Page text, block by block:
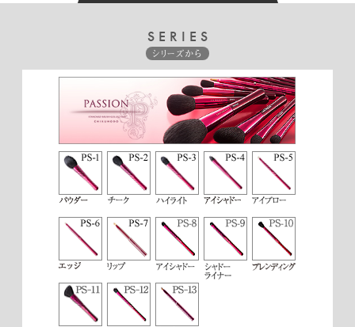
肌触りが良くてとても使い易いです。
肌触りがとても良く、尖りがあり鼻筋に入れやすいです。面
で使うとアゴやCゾーンにも使えますので便利です。
SERIES
シリーズから